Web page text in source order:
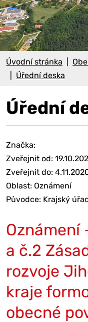
Úvodní stránka
Úřední deska
Úřední
Značka:
Zveřejnit od:
Zveřejnit do:
Oblast: Oznámení
Původce: Krajský
Oznámení
a č.2
rozvoje
kraje
obecné